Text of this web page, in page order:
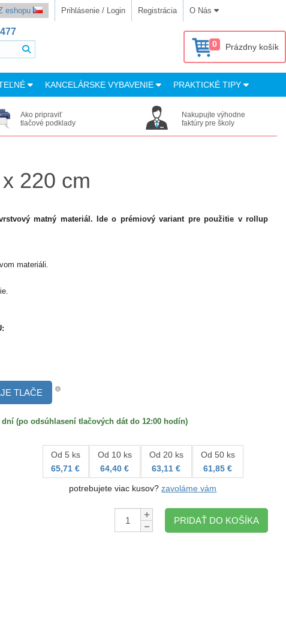
eshopu Prihlásenie / Login Registrácia O Nás
0 Prázdny košík
KANCELÁRSKE VYBAVENIE PRAKTICKÉ TIPY
Ako pripraviť
tlačové podklady
Nakupujte výhodne
faktúry pre školy
220 cm
matný materiál. Ide o prémiový variant pre použitie v rollup
materiáli.
TLAČE
(po odsúhlasení tlačových dát do 12:00 hodín)
Od 5 ks
65,71 €
Od 10 ks
64,40 €
Od 20 ks
63,11 €
Od 50 ks
61,85 €
potrebujete viac kusov?zavoláme vám
Množstvo:
PRIDAŤ DO KOŠÍKA